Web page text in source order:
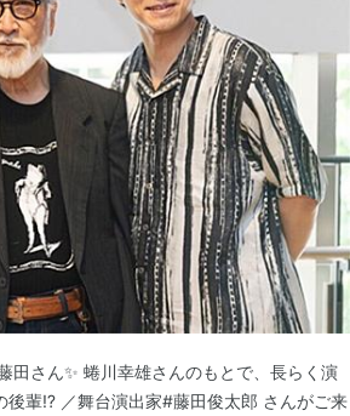
さん✨ 蜷川幸雄さんのもとで、長らく演
輩⁉ ／舞台演出家#藤田俊太郎 さんがご来